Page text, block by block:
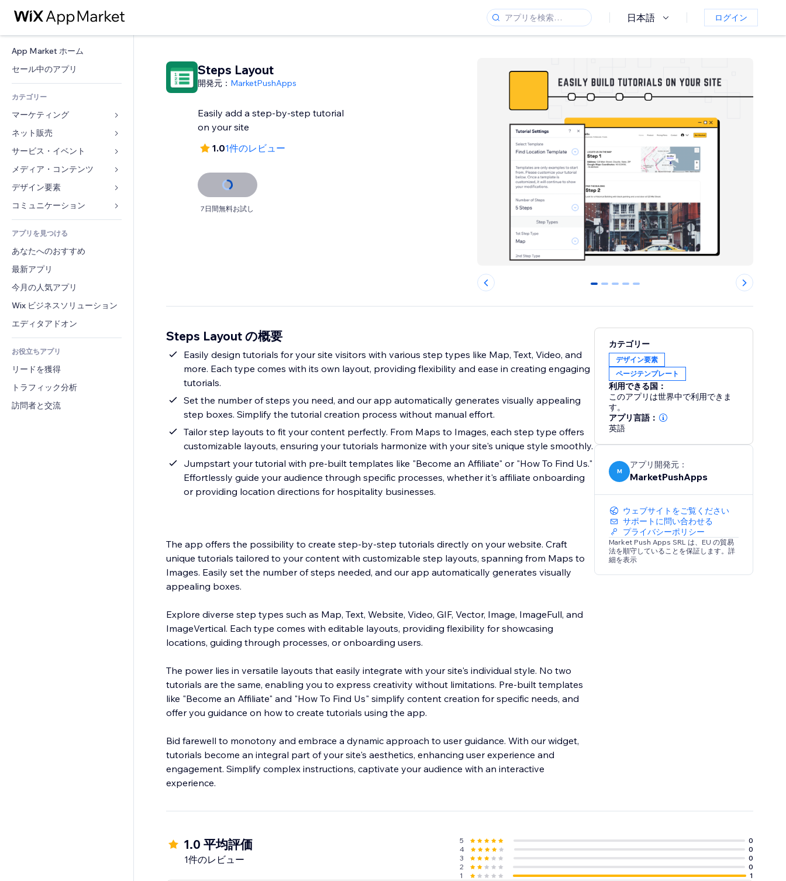
日本語 ログイン
App Market ホーム
セール中のアプリ
カテゴリー
マーケティング
広告
モバイル
アクセス解析
リスティング広告
メール
コンバージョン
ネット販売
ストア用アプリ
発送・配達
販売ボタン
会計
クーポン・特典
倉庫管理ソリューション
ドロップシッピング
食品・飲料
サービス・イベント
ホテル
イベント
レストラン
不動産
ブッキング
メディア・コンテンツ
ギャラリー
音楽
ポッドキャスト
写真
動画
PDF
ファイル共有
ニュース
デザイン要素
マップ・ナビ
プライバシー・セキュリティ
時計
ページテンプレート
画像効果
ボタン・メニュー
バナー・バッジ
電卓
検索
天気
チャート・テーブル
フォーム
ブログ
投票
チャット
コメント
電話
コミュニティィ
レビュー・お客さまの声
CRM
アプリを見つける
あなたへのおすすめ
最新アプリ
今月の人気アプリ
Wix ビジネスソリューション
エディタアドオン
お役立ちアプリ
リードを獲得
トラフィック分析
訪問者と交流
Steps Layout
開発元： MarketPushApps
Easily add a step-by-step tutorial
on your site
1.01件のレビュー
7日間無料お試し
0 1 2 3 4
Steps Layout の概要
Easily design tutorials for your site visitors with various step types like Map, Text, Video, and
more. Each type comes with its own layout, providing flexibility and ease in creating engaging
tutorials.
Set the number of steps you need, and our app automatically generates visually appealing
step boxes. Simplify the tutorial creation process without manual effort.
Tailor step layouts to fit your content perfectly. From Maps to Images, each step type offers
customizable layouts, ensuring your tutorials harmonize with your site's unique style smoothly.
Jumpstart your tutorial with pre-built templates like "Become an Affiliate" or "How To Find Us."
Effortlessly guide your audience through specific processes, whether it's affiliate onboarding
or providing location directions for hospitality businesses.
The app offers the possibility to create step-by-step tutorials directly on your website. Craft
unique tutorials tailored to your content with customizable step layouts, spanning from Maps to
Images. Easily set the number of steps needed, and our app automatically generates visually
appealing boxes.
Explore diverse step types such as Map, Text, Website, Video, GIF, Vector, Image, ImageFull, and
ImageVertical. Each type comes with editable layouts, providing flexibility for showcasing
locations, guiding through processes, or onboarding users.
The power lies in versatile layouts that easily integrate with your site's individual style. No two
tutorials are the same, enabling you to express creativity without limitations. Pre-built templates
like "Become an Affiliate" and "How To Find Us" simplify content creation for specific needs, and
offer you guidance on how to create tutorials using the app.
Bid farewell to monotony and embrace a dynamic approach to user guidance. With our widget,
tutorials become an integral part of your site's aesthetics, enhancing user experience and
engagement. Simplify complex instructions, captivate your audience with an interactive
experience.
カテゴリー
デザイン要素
ページテンプレート
利用できる国：
このアプリは世界中で利用できま
す。
アプリ言語：
英語
M
アプリ開発元：
MarketPushApps
ウェブサイトをご覧ください
サポートに問い合わせる
プライバシーポリシー
Market Push Apps SRL は、EU の貿易
法を順守していることを保証します。詳
細を表示
1.0 平均評価
1件のレビュー
5
0
4
0
3
0
2
0
1
1